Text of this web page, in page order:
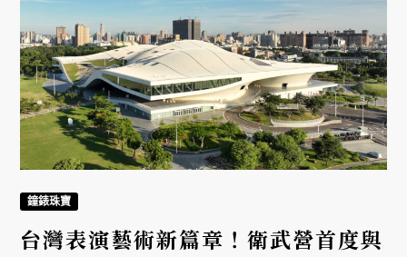
鐘錶珠寶
台灣表演藝術新篇章！衛武營首度與